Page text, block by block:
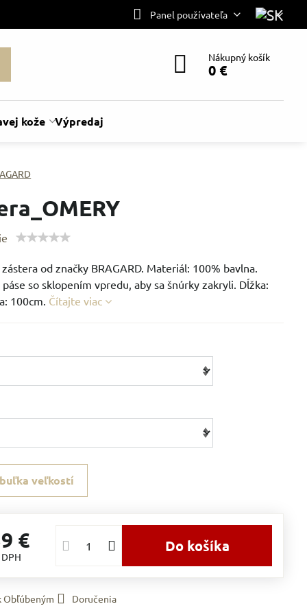
Panel používateľa
Nákupný košík
0 €
kože Výpredaj
zástera od značky BRAGARD. Materiál: 100% bavlna.
so sklopením vpredu, aby sa šnúrky zakryli. Dĺžka:
100cm. Čítajte viac
veľkostí
€
DPH
Do košíka
Obľúbeným Doručenia